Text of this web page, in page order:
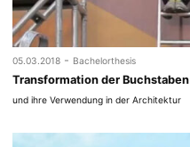
05.03.2018 - Bachelorthesis
Transformation der Buchstaben
und ihre Verwendung in der Architektur